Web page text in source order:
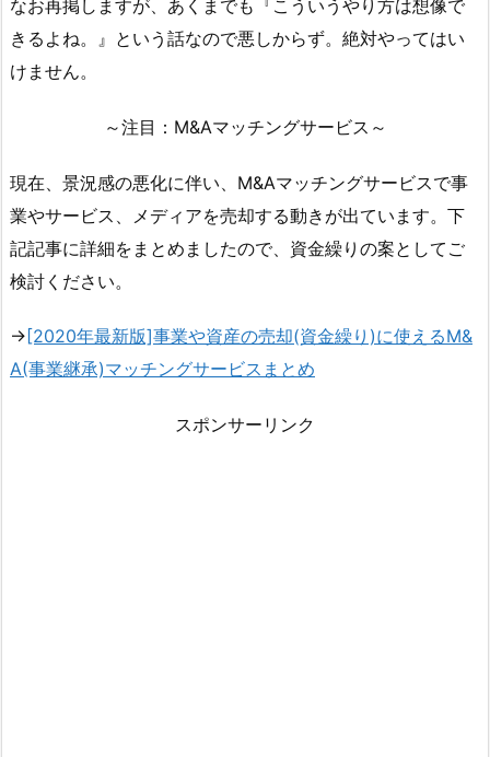
なお再掲しますが、あくまでも『こういうやり方は想像で
きるよね。』という話なので悪しからず。絶対やってはい
けません。
～注目：M&Aマッチングサービス～
現在、景況感の悪化に伴い、M&Aマッチングサービスで事
業やサービス、メディアを売却する動きが出ています。下
記記事に詳細をまとめましたので、資金繰りの案としてご
検討ください。
→ [2020年最新版]事業や資産の売却(資金繰り)に使えるM&
A(事業継承)マッチングサービスまとめ
スポンサーリンク